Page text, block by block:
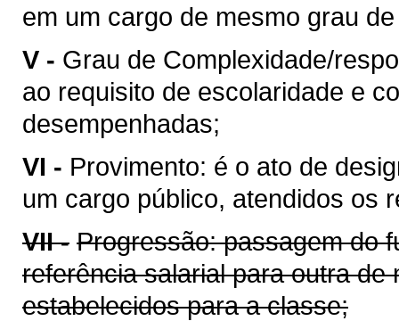
em um cargo de mesmo grau
V - Grau de Complexidade/
ao requisito de escolaridade e
desempenhadas;
VI - Provimento: é o ato de
um cargo público, atendidos os
VII - Progressão: passagem do
referência salarial para outra
estabelecidos para a classe;